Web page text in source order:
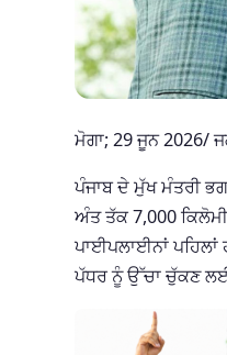
ਮੋਗਾ; 29 ਜੂਨ 2026/
ਪੰਜਾਬ ਦੇ ਮੁੱਖ ਮੰਤਰੀ
ਅੰਤ ਤੱਕ 7,000
ਪਾਈਪਲਾਈਨਾਂ ਪਹਿਲਾਂ
ਪੱਧਰ ਨੂੰ ਉੱਚਾ ਚੁੱਕਣ ਲਈ